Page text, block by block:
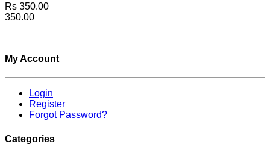
Rs 350.00
350.00
My Account
Login
Register
Forgot Password?
Categories